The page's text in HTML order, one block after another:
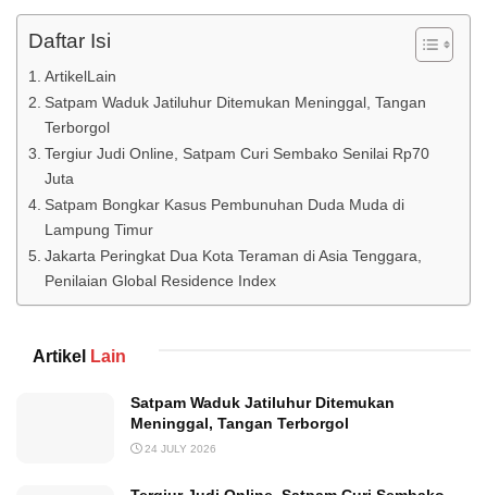
Daftar Isi
ArtikelLain
Satpam Waduk Jatiluhur Ditemukan Meninggal, Tangan
Terborgol
Tergiur Judi Online, Satpam Curi Sembako Senilai Rp70
Juta
Satpam Bongkar Kasus Pembunuhan Duda Muda di
Lampung Timur
Jakarta Peringkat Dua Kota Teraman di Asia Tenggara,
Penilaian Global Residence Index
Artikel Lain
Satpam Waduk Jatiluhur Ditemukan
Meninggal, Tangan Terborgol
24 JULY 2026